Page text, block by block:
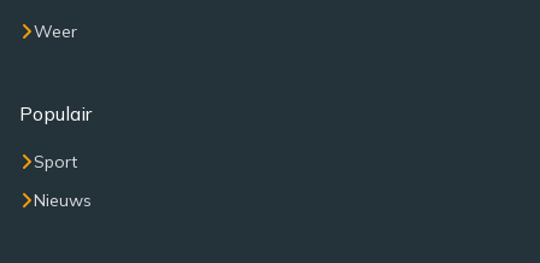
Weer
Populair
Sport
Nieuws